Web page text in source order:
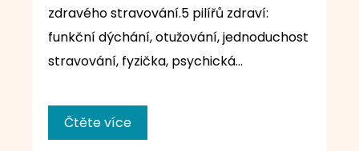
zdravého stravování.5 pilířů zdraví:
funkční dýchání, otužování, jednoduchost
stravování, fyzička, psychická…
Čtěte více